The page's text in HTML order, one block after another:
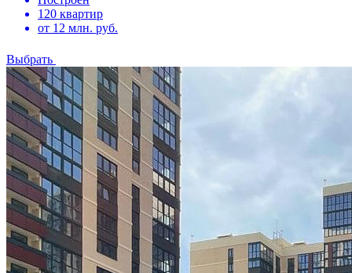
120 квартир
от 12 млн. руб.
Выбрать